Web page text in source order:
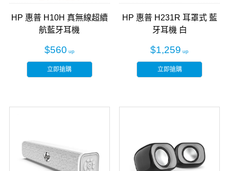
HP 惠普 H10H 真無線超續
航藍牙耳機
$560
立即搶購
HP 惠普 H231R 耳罩式 藍
牙耳機 白
$1,259
立即搶購